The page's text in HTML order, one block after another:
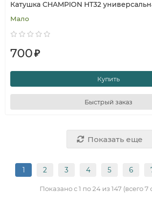
Катушка CHAMPION HT32
Мало
700₽
Купить
Быстрый заказ
Показать еще
1 2 3 4 5 6
Показано с 1 по 24 из 147 (всего 7